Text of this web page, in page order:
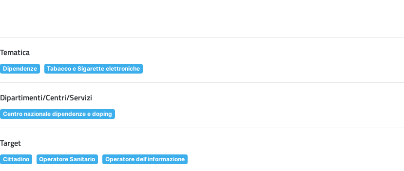
Tematica
Dipendenze Tabacco e Sigarette elettroniche
Dipartimenti/Centri/Servizi
Centro nazionale dipendenze e doping
Target
Cittadino Operatore Sanitario Operatore dell'informazione